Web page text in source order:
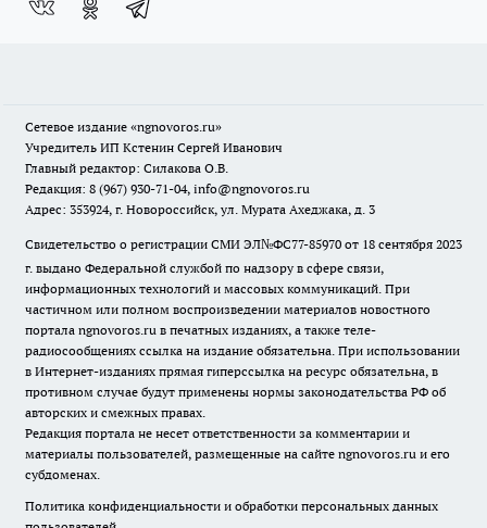
Сетевое издание «ngnovoros.ru»
Учредитель ИП Кстенин Сергей Иванович
Главный редактор: Силакова О.В.
Редакция: 8 (967) 930-71-04, info@ngnovoros.ru
Адрес: 353924, г. Новороссийск, ул. Мурата Ахеджака, д. 3
Свидетельство о регистрации СМИ ЭЛ№ФС77-85970 от 18 сентября 2023
г. выдано Федеральной службой по надзору в сфере связи,
информационных технологий и массовых коммуникаций. При
частичном или полном воспроизведении материалов новостного
портала ngnovoros.ru в печатных изданиях, а также теле-
радиосообщениях ссылка на издание обязательна. При использовании
в Интернет-изданиях прямая гиперссылка на ресурс обязательна, в
противном случае будут применены нормы законодательства РФ об
авторских и смежных правах.
Редакция портала не несет ответственности за комментарии и
материалы пользователей, размещенные на сайте ngnovoros.ru и его
субдоменах.
Политика конфиденциальности и обработки персональных данных